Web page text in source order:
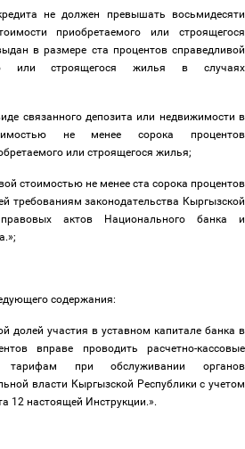
не должен превышать восьмидесяти
приобретаемого или строящегося
в размере ста процентов справедливой
или строящегося жилья в случаях
связанного депозита или недвижимости в
не менее сорока процентов
или строящегося жилья;
стоимостью не менее ста сорока процентов
требованиям законодательства Кыргызской
актов Национального банка и
содержания:
долей участия в уставном капитале банка в
вправе проводить расчетно-кассовые
при обслуживании органов
власти Кыргызской Республики с учетом
12 настоящей Инструкции.».